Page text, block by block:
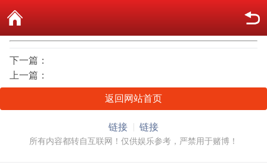
下一篇：
上一篇：
返回网站首页
链接 链接
所有内容都转自互联网！仅供娱乐参考，严禁用于赌博！